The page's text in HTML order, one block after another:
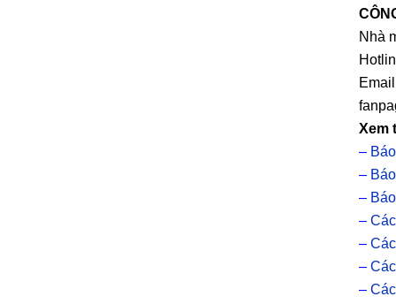
Nhà
Xem
–
–
–
–
–
–
–